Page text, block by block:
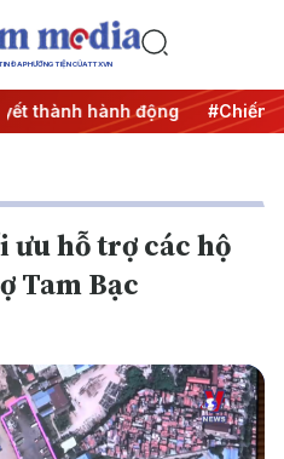
ĐA PHƯƠNG TIỆN CỦA TTXVN
động #Chiến dịch 500
ưu hỗ trợ các hộ
Tam Bạc